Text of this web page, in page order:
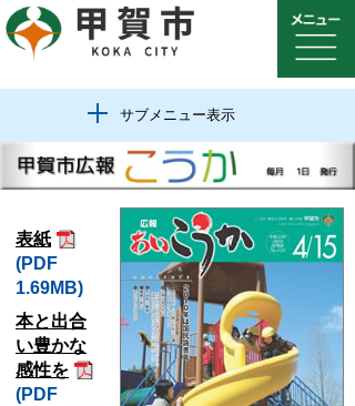
サブメニュー表示
表紙
(PDF
1.69MB)
本と出合
い豊かな
感性を
(PDF